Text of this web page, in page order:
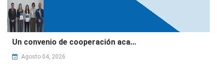
Un convenio de cooperación aca...
Agosto 04, 2026